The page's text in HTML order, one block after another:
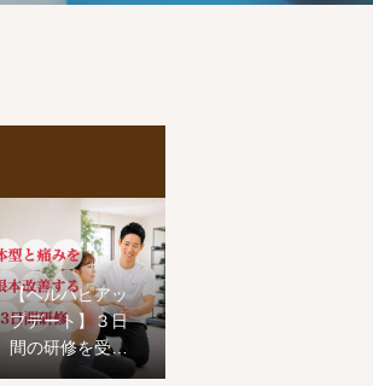
【ヘルハピアッ
プデート】３日
間の研修を受け
てきました。